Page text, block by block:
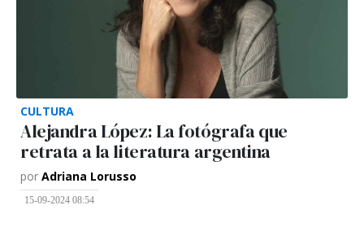
CULTURA
Alejandra López: La fotógrafa que
retrata a la literatura argentina
por Adriana Lorusso
15-09-2024 08:54